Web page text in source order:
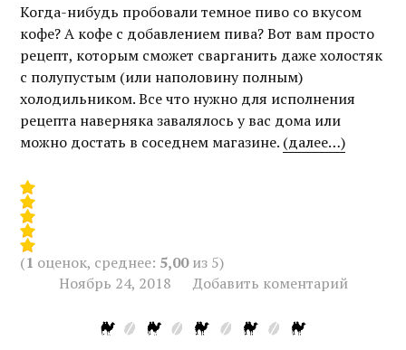
Когда-нибудь пробовали темное пиво со вкусом
кофе? А кофе с добавлением пива? Вот вам просто
рецепт, которым сможет сварганить даже холостяк
с полупустым (или наполовину полным)
холодильником. Все что нужно для исполнения
рецепта наверняка завалялось у вас дома или
можно достать в соседнем магазине. (далее…)
(1 оценок, среднее: 5,00из 5)
Ноябрь 24, 2018
Добавить коментарий